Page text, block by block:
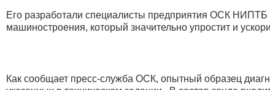
Его разработали специалисты предприятия ОСК НИПТБ
машиностроения, который значительно упростит и
Как сообщает пресс-служба ОСК, опытный образец